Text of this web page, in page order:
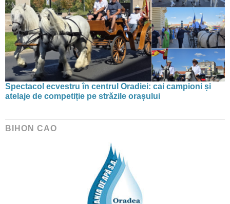
Spectacol ecvestru în centrul Oradiei: cai campioni și
atelaje de competiție pe străzile orașului
BIHON CAO